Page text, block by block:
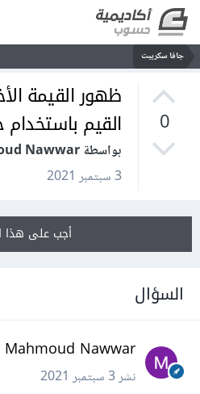
جافا سكريبت
0
ظهور القيمة
القيم
بواسطة Mahmoud Nawwar
3 سبتمبر 2021
أجب على هذا
السؤال
Mahmoud Nawwar
نشر3 سبتمبر 2021